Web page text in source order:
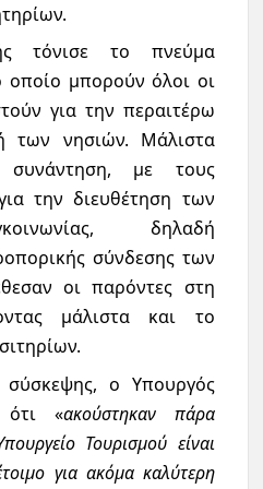
τόνισε το πνεύμα
μπορούν όλοι οι
για την περαιτέρω
των νησιών. Μάλιστα
συνάντηση, με τους
την διευθέτηση των
δηλαδή
σύνδεσης των
οι παρόντες στη
μάλιστα και το
ο Υπουργός
ότι «ακούστηκαν πάρα
Τουρισμού είναι
για ακόμα καλύτερη